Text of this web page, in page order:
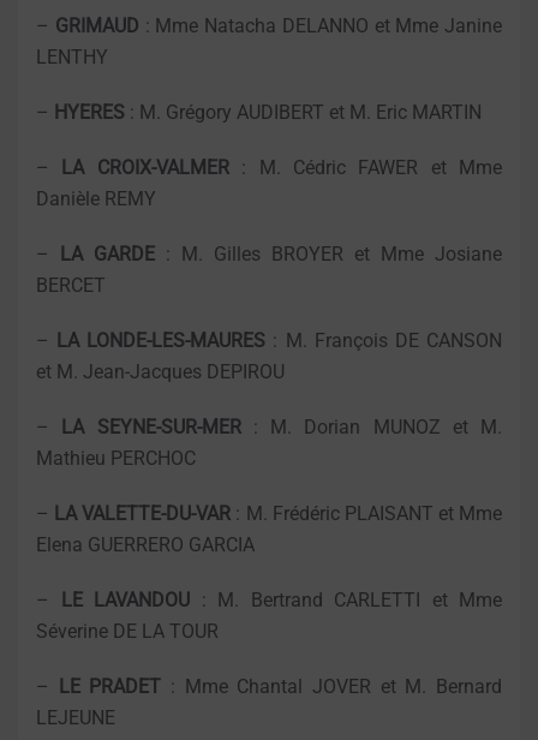
– GRIMAUD : Mme Natacha DELANNO et Mme Janine
LENTHY
– HYERES : M. Grégory AUDIBERT et M. Eric MARTIN
– LA CROIX-VALMER: M. Cédric FAWER et Mme
Danièle REMY
– LA GARDE : M. Gilles BROYER et Mme Josiane
BERCET
– LA LONDE-LES-MAURES : M. François DE CANSON
et M. Jean-Jacques DEPIROU
– LA SEYNE-SUR-MER: M. Dorian MUNOZ et M.
Mathieu PERCHOC
– LA VALETTE-DU-VAR : M. Frédéric PLAISANT et Mme
Elena GUERRERO GARCIA
– LE LAVANDOU : M. Bertrand CARLETTI et Mme
Séverine DE LA TOUR
– LE PRADET : Mme Chantal JOVER et M. Bernard
LEJEUNE